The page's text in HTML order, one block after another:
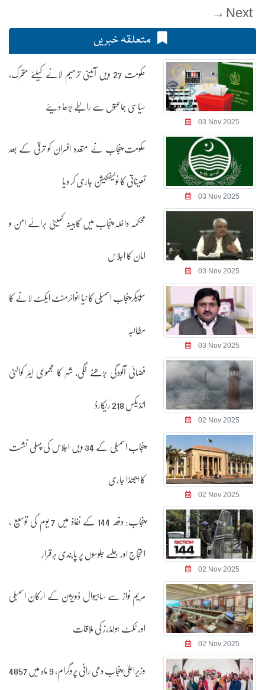
Next →
متعلقہ خبریں
03 Nov 2025
حکومت 27 ویں آئینی ترمیم لانے کیلئے متحرک،
سیاسی جماعتوں سے رابطے بڑھا دیئے
03 Nov 2025
حکومت پنجاب نے متعدد افسران کو ترقی کے بعد
تعیناتی کا نوٹیفکیشن جاری کر دیا
03 Nov 2025
محکمہ داخلہ پنجاب میں کابینہ کمیٹی برائے امن و
امان کا اجلاس
03 Nov 2025
سپیکر پنجاب اسمبلی کا نیا انوائرمنٹ ایکٹ لانے کا
مطالبہ
02 Nov 2025
فضائی آلودگی بڑھنے لگی، شہر کا مجموعی ایئر کوالٹی
انڈیکس 218 ریکارڈ
02 Nov 2025
پنجاب اسمبلی کے 34 ویں اجلاس کی پہلی نشست
کا ایجنڈا جاری
02 Nov 2025
پنجاب: دفعہ 144 کے نفاذ میں 7 یوم کی توسیع ،
احتجاج اور جلسے جلوسوں پر پابندی برقرار
02 Nov 2025
مریم نواز سے ساہیوال ڈویژن کے ارکان اسمبلی
اور ٹکٹ ہولڈرز کی ملاقات
وزیراعلیٰ پنجاب دھی رانی پروگرام، 9 ماہ میں 4857